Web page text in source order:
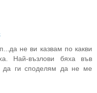
не ви казвам по какви
Най-възлови бяха във
ги споделям да не ме